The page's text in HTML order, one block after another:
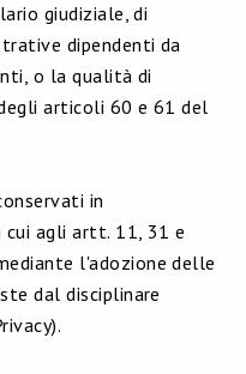
giudiziale, di
dipendenti da
o la qualità di
articoli 60 e 61 del
in
agli artt. 11, 31 e
l'adozione delle
dal disciplinare